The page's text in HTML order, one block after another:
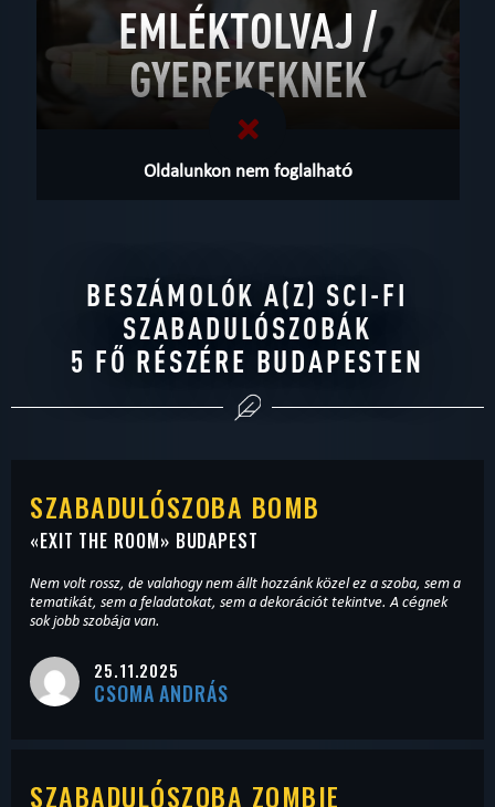
EMLÉKTOLVAJ /
GYEREKEKNEK
Oldalunkon nem foglalható
BESZÁMOLÓK A(Z) SCI-FI
SZABADULÓSZOBÁK
5 FŐ RÉSZÉRE BUDAPESTEN
SZABADULÓSZOBA BOMB
«EXIT THE ROOM» BUDAPEST
Nem volt rossz, de valahogy nem állt hozzánk közel ez a szoba, sem a
tematikát, sem a feladatokat, sem a dekorációt tekintve. A cégnek
sok jobb szobája van.
25.11.2025
CSOMA ANDRÁS
SZABADULÓSZOBA ZOMBIE